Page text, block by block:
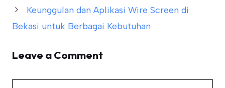
Keunggulan dan Aplikasi Wire Screen di
Bekasi untuk Berbagai Kebutuhan
Leave a Comment